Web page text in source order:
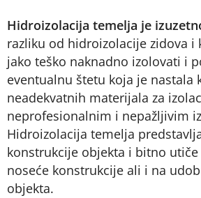
Hidroizolacija temelja je
razliku od hidroizolacije zidova i
jako teško naknadno izolovati i
eventualnu štetu koja je nastala
neadekvatnih materijala za
neprofesionalnim i nepažljivim
Hidroizolacija temelja
konstrukcije objekta i bitno
noseće konstrukcije ali i na
objekta.